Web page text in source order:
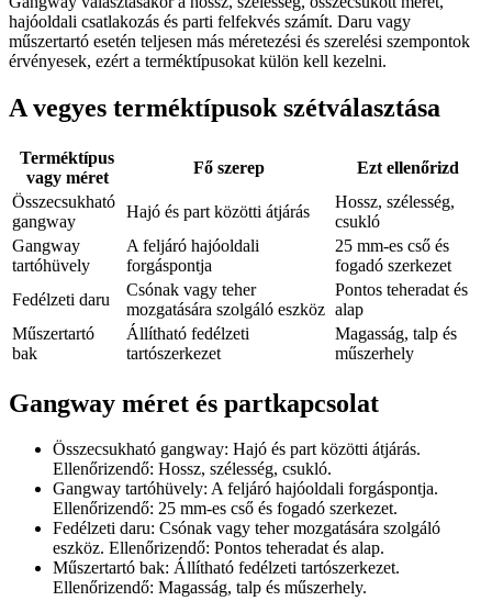
hajóoldali csatlakozás és parti felfekvés számít. Daru vagy
műszertartó esetén teljesen más méretezési és szerelési szempontok
érvényesek, ezért a terméktípusokat külön kell kezelni.
A vegyes terméktípusok szétválasztása
Terméktípus
vagy méret
Fő szerep
Ezt ellenőrizd
Összecsukható
gangway
Hajó és part közötti átjárás
Hossz, szélesség,
csukló
Gangway
tartóhüvely
A feljáró hajóoldali
forgáspontja
25 mm-es cső és
fogadó szerkezet
Fedélzeti daru
Csónak vagy teher
mozgatására szolgáló eszköz
Pontos teheradat és
alap
Műszertartó
bak
Állítható fedélzeti
tartószerkezet
Magasság, talp és
műszerhely
Gangway méret és partkapcsolat
Összecsukható gangway: Hajó és part közötti átjárás.
Ellenőrizendő: Hossz, szélesség, csukló.
Gangway tartóhüvely: A feljáró hajóoldali forgáspontja.
Ellenőrizendő: 25 mm-es cső és fogadó szerkezet.
Fedélzeti daru: Csónak vagy teher mozgatására szolgáló
eszköz. Ellenőrizendő: Pontos teheradat és alap.
Műszertartó bak: Állítható fedélzeti tartószerkezet.
Ellenőrizendő: Magasság, talp és műszerhely.